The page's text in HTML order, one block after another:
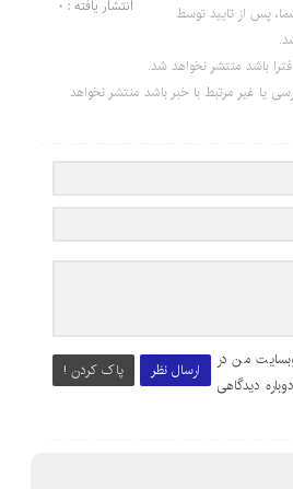
انتشار یافته : 0
پس از تایید توسط
باشد منتشر نخواهد شد.
یا غیر مرتبط با خبر باشد منتشر نخواهد
ارسال نظر پاک کردن !
من در
دیدگاهی